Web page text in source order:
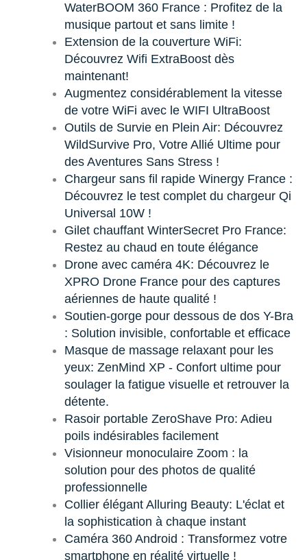
WaterBOOM 360 France : Profitez de la
musique partout et sans limite !
Extension de la couverture WiFi:
Découvrez Wifi ExtraBoost dès
maintenant!
Augmentez considérablement la vitesse
de votre WiFi avec le WIFI UltraBoost
Outils de Survie en Plein Air: Découvrez
WildSurvive Pro, Votre Allié Ultime pour
des Aventures Sans Stress !
Chargeur sans fil rapide Winergy France :
Découvrez le test complet du chargeur Qi
Universal 10W !
Gilet chauffant WinterSecret Pro France:
Restez au chaud en toute élégance
Drone avec caméra 4K: Découvrez le
XPRO Drone France pour des captures
aériennes de haute qualité !
Soutien-gorge pour dessous de dos Y-Bra
: Solution invisible, confortable et efficace
Masque de massage relaxant pour les
yeux: ZenMind XP - Confort ultime pour
soulager la fatigue visuelle et retrouver la
détente.
Rasoir portable ZeroShave Pro: Adieu
poils indésirables facilement
Visionneur monoculaire Zoom : la
solution pour des photos de qualité
professionnelle
Collier élégant Alluring Beauty: L'éclat et
la sophistication à chaque instant
Caméra 360 Android : Transformez votre
smartphone en réalité virtuelle !